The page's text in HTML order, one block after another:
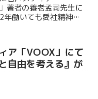
著者の養老孟司先生に
働いても愛社精神が
ア「VOOX」にて
自由を考える』が